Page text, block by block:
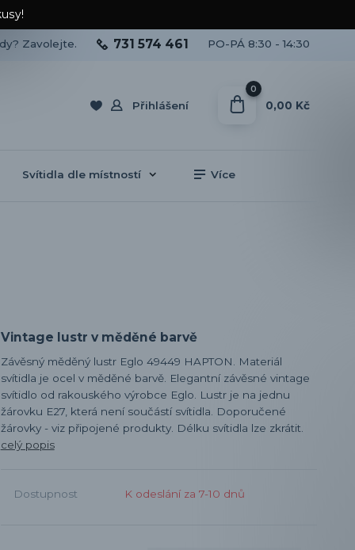
Přihlášení
Zavolejte. 731 574 461 PO-PÁ 8:30 - 14:30
0
0,00 Kč
Svítidla dle místností Více
Vintage lustr v měděné barvě
Závěsný měděný lustr Eglo 49449 HAPTON. Materiál
svítidla je ocel v měděné barvě. Elegantní závěsné vintage
svítidlo od rakouského výrobce Eglo. Lustr je na jednu
žárovku E27, která není součástí svítidla. Doporučené
žárovky - viz připojené produkty. Délku svítidla lze zkrátit.
celý popis
Dostupnost K odeslání za 7-10 dnů